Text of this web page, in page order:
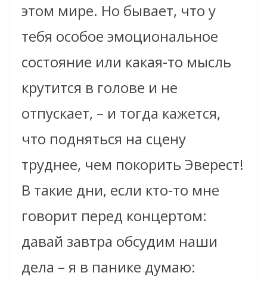
этом мире. Но бывает, что у
тебя особое эмоциональное
состояние или какая-то мысль
крутится в голове и не
отпускает, – и тогда кажется,
что подняться на сцену
труднее, чем покорить Эверест!
В такие дни, если кто-то мне
говорит перед концертом:
давай завтра обсудим наши
дела – я в панике думаю: